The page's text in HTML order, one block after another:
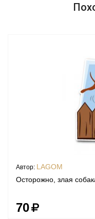
Автор: LAGOM
Осторожно, злая
70